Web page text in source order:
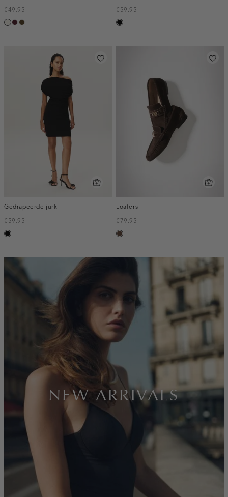
€49.95
creme,
pruim,
toffee
€59.95
zwart
Gedrapeerde jurk
€59.95
zwart
Loafers
€79.95
donkerbruin
banner:new-
arrivals
NEW ARRIVALS